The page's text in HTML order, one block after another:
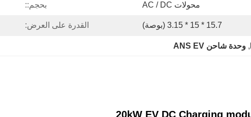
محولات AC / DC بحجم::
15.7 * 15 * 3.15 (بوصة) القدرة على العرض:
, وحدة شاحن ANS EV
20kW EV DC Charging